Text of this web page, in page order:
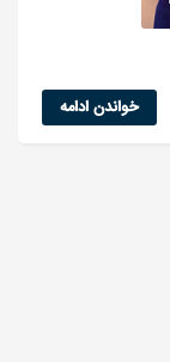
خواندن ادامه